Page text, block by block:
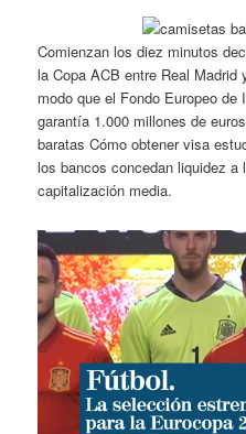
Comienzan los diez minutos
la Copa ACB entre Real
modo que el Fondo Europeo
garantía 1.000 millones de
baratas Cómo obtener visa
los bancos concedan liquidez
capitalización media.